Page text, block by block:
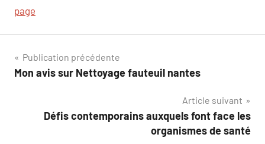
page
Navigation
de
Publication précédente
Mon avis sur Nettoyage fauteuil nantes
Article suivant
Défis contemporains auxquels font face les
organismes de santé